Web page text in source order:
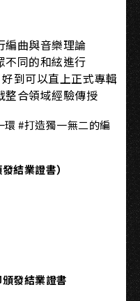
編曲與音樂理論
不同的和絃進行
到可以直上正式專輯
整合領域經驗傳授
#打造獨一無二的編
結業證書）
發結業證書